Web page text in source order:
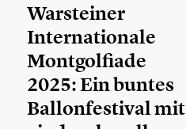
Warsteiner
Internationale
Montgolfiade
2025: Ein buntes
Ballonfestival mit